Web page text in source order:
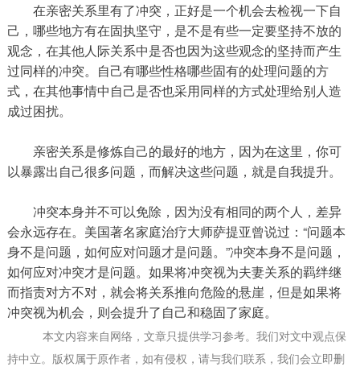
在亲密关系里有了冲突，正好是一个机会去检视一下自
己，哪些地方有在固执坚守，是不是有些一定要坚持不放的
观念，在其他人际关系中是否也因为这些观念的坚持而产生
过同样的冲突。自己有哪些性格哪些固有的处理问题的方
式，在其他事情中自己是否也采用同样的方式处理给别人造
成过困扰。
亲密关系是修炼自己的最好的地方，因为在这里，你可
以暴露出自己很多问题，而解决这些问题，就是自我提升。
冲突本身并不可以免除，因为没有相同的两个人，差异
会永远存在。美国著名家庭治疗大师萨提亚曾说过：“问题本
身不是问题，如何应对问题才是问题。”冲突本身不是问题，
如何应对冲突才是问题。如果将冲突视为夫妻关系的羁绊继
而指责对方不对，就会将关系推向危险的悬崖，但是如果将
冲突视为机会，则会提升了自己和稳固了家庭。
本文内容来自网络，文章只提供学习参考。我们对文中观点保
持中立。版权属于原作者，如有侵权，请与我们联系，我们会立即删